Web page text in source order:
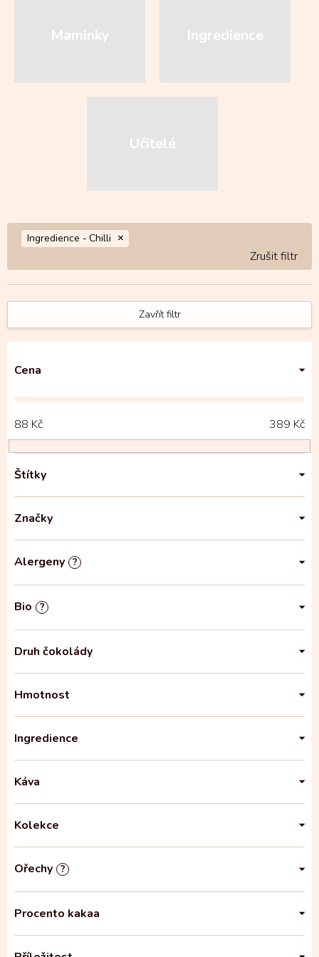
Maminky Ingredience
Učitelé
Ingredience - Chilli
Zavřít filtr
Cena
88 Kč 389 Kč
Štítky
Značky
Alergeny ?
Bio ?
Druh čokolády
Hmotnost
Ingredience
Káva
Kolekce
Ořechy ?
Procento kakaa